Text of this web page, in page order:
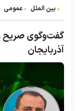
بین الملل عمومی
گفت‌وگوی صریح و
آذربایجان